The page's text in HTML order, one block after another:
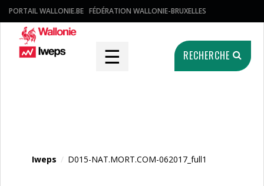
PORTAIL WALLONIE.BE FÉDÉRATION WALLONIE-BRUXELLES
☰ RECHERCHE
Iweps / D015-NAT.MORT.COM-062017_full1